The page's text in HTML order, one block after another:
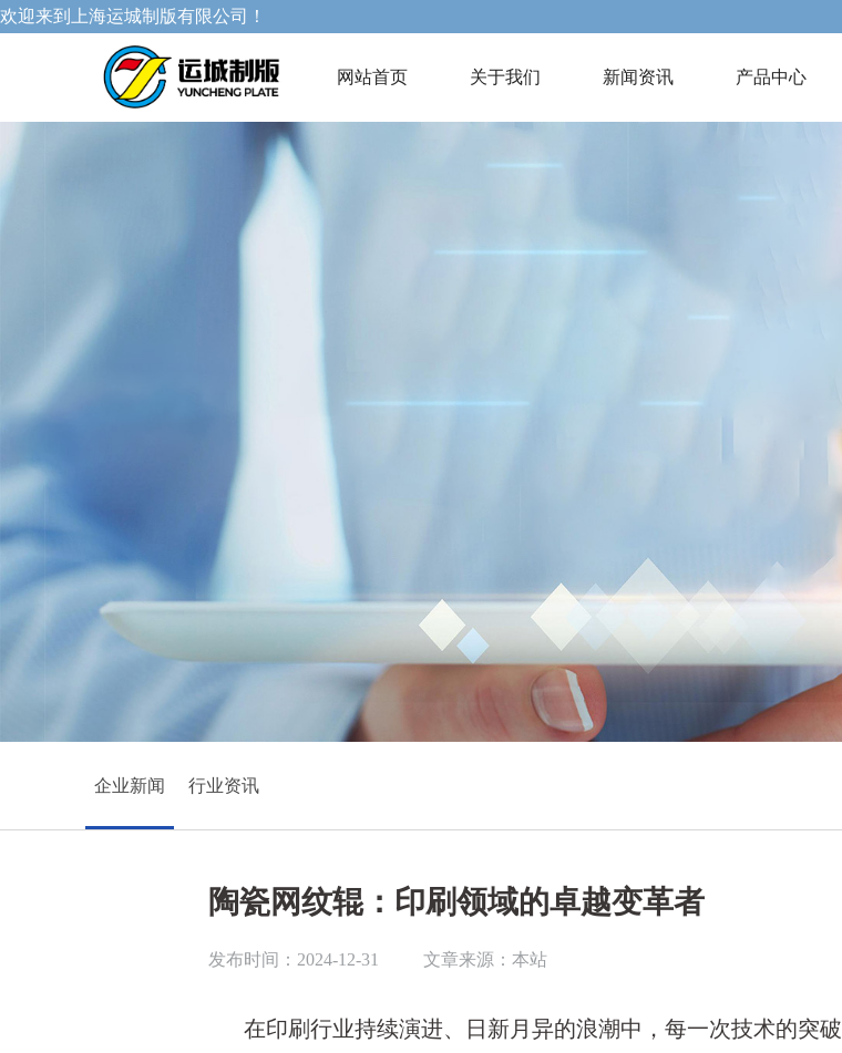
欢迎来到上海运城制版有限公司！
网站首页 关于我们 新闻资讯 产品中心
企业新闻 行业资讯
陶瓷网纹辊：印刷领域的卓越变革者
发布时间：2024-12-31 文章来源：本站
在印刷行业持续演进、日新月异的浪潮中，每一次技术的突